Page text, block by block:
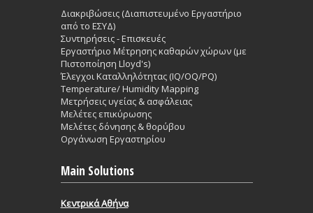
Διακριβώσεις (Διαπιστευμένο Εργαστήριο
από το ΕΣΥΔ)
Συντηρήσεις - Επισκευές
Εργαστήριο Mέτρησης καθαρών χώρων (με
Πιστοποίηση Lloyd's)
Έλεγχοι Καταλληλότητας (IQ/OQ/PQ)
Temperature/ Humidity Mapping
Μετρήσεις υγείας & ασφάλειας
Μελέτες επικύρωσης
Μελέτες δόνησης & θορύβου
Οργάνωση Εργαστηρίου
Main Solutions
Κεντρικά Aθήνα